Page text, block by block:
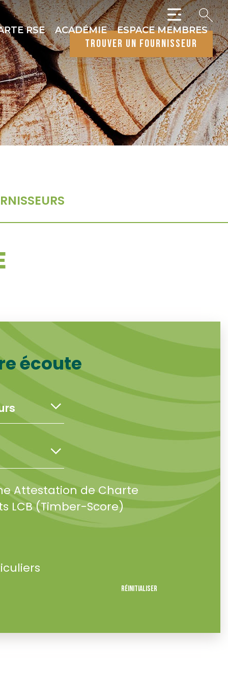
RSE ACADÉMIE ESPACE MEMBRES
trouver un fournisseur
écoute
Attestation de Charte
LCB (Timber-Score)
Réinitialiser